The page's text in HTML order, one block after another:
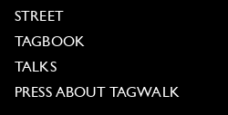
STREET
TAGBOOK
TALKS
PRESS ABOUT TAGWALK